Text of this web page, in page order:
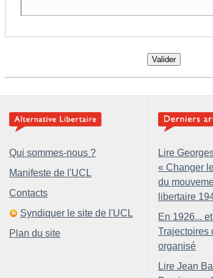
Valider
Qui sommes-nous ?
Manifeste de l'UCL
Contacts
Syndiquer le site de l'UCL
Plan du site
Lire
« Changer
du
libertaire
En 1926...
Trajectoires
organisé
Lire Jean